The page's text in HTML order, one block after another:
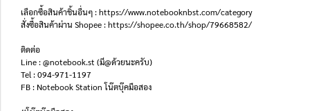
เลือกซื้อสินค้าชิ้นอื่นๆ : https://www.notebooknbst.com/category
สั่งซื้อสินค้าผ่าน Shopee : https://shopee.co.th/shop/79668582/
ติดต่อ
Line : @notebook.st (มี@ด้วยนะครับ)
Tel : 094-971-1197
FB : Notebook Station โน๊ตบุ๊คมือสอง